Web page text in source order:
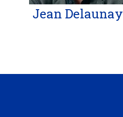
Jean Delaunay